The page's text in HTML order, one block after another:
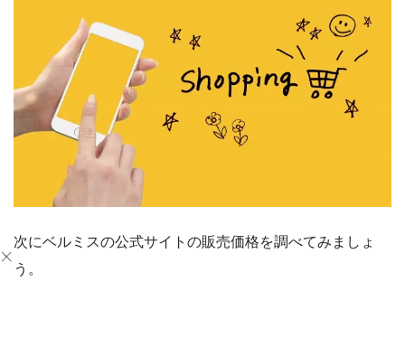
次にベルミスの公式サイトの販売価格を調べてみましょ
う。